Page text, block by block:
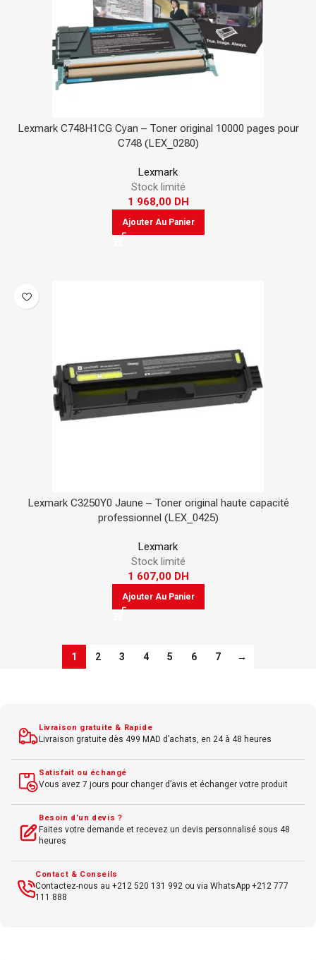
Lexmark C748H1CG Cyan – Toner original 10000 pages pour
C748 (LEX_0280)
Lexmark
Stock limité
1 968,00 DH
Ajouter Au Panier
Lexmark C3250Y0 Jaune – Toner original haute capacité
professionnel (LEX_0425)
Lexmark
Stock limité
1 607,00 DH
Ajouter Au Panier
1 2 3 4 5 6 7 →
Livraison gratuite & Rapide
Livraison gratuite dès 499 MAD d’achats, en 24 à 48 heures
Satisfait ou échangé
Vous avez 7 jours pour changer d’avis et échanger votre produit
Besoin d’un devis ?
Faites votre demande et recevez un devis personnalisé sous 48
heures
Contact & Conseils
Contactez-nous au +212 520 131 992 ou via WhatsApp +212 777
111 888